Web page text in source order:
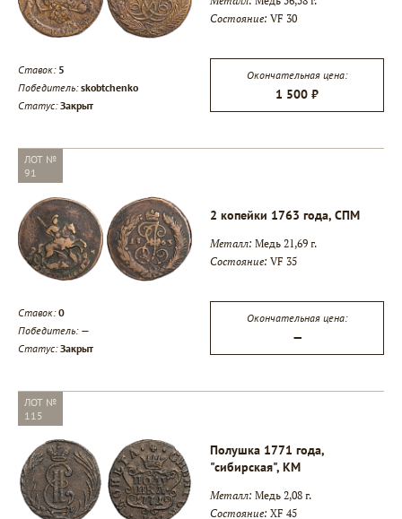
Состояние: VF 30
Ставок: 5
Победитель: skobtchenko
Статус:Закрыт
Окончательная цена:
1 500 ₽
ЛОТ №
91
2 копейки 1763 года, СПМ
Металл: Медь 21,69 г.
Состояние: VF 35
Ставок:0
Победитель: —
Статус:Закрыт
Окончательная цена:
—
ЛОТ №
115
Полушка 1771 года,
"сибирская", КМ
Металл: Медь 2,08 г.
Состояние: XF 45